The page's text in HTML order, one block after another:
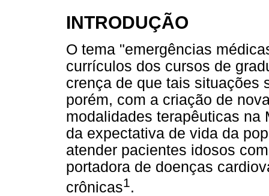
INTRODUÇÃO
O tema "emergências
currículos dos cursos de
crença de que tais situações
porém, com a criação de
modalidades terapêuticas na
da expectativa de vida da
atender pacientes idosos
portadora de doenças
crônicas1 .